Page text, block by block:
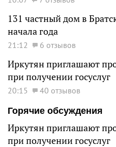
131 частный дом в
начала года
21:12 6 отзывов
Иркутян приглашают
при получении госуслуг
20:15
40 отзывов
Горячие обсуждения
Иркутян приглашают
при получении госуслуг